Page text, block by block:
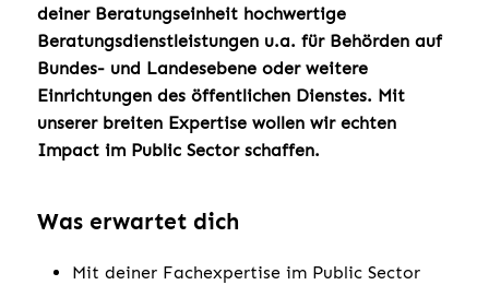
deiner Beratungseinheit hochwertige
Beratungsdienstleistungen u.a. für Behörden auf
Bundes- und Landesebene oder weitere
Einrichtungen des öffentlichen Dienstes. Mit
unserer breiten Expertise wollen wir echten
Impact im Public Sector schaffen.
Was erwartet dich
Mit deiner Fachexpertise im Public Sector